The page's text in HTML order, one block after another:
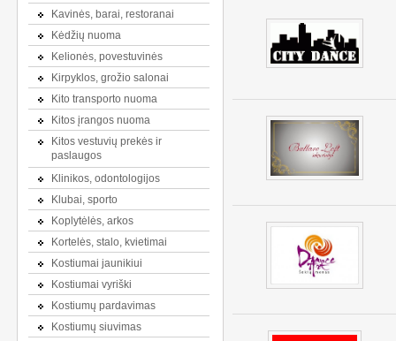
Kavinės, barai, restoranai
Kėdžių nuoma
Kelionės, povestuvinės
Kirpyklos, grožio salonai
Kito transporto nuoma
Kitos įrangos nuoma
Kitos vestuvių prekės ir
paslaugos
Klinikos, odontologijos
Klubai, sporto
Koplytėlės, arkos
Kortelės, stalo, kvietimai
Kostiumai jaunikiui
Kostiumai vyriški
Kostiumų pardavimas
Kostiumų siuvimas